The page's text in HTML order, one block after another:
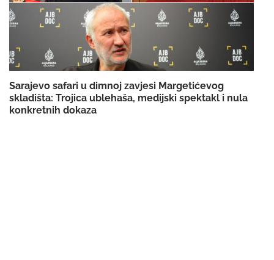
Sarajevo safari u dimnoj zavjesi Margetićevog
skladišta: Trojica ublehaša, medijski spektakl i nula
konkretnih dokaza